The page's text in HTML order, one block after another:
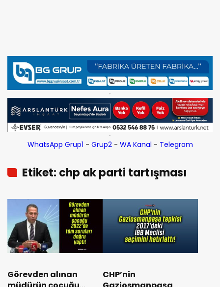
WhatsApp Grup1 - Grup2- WA Kanal - Telegram
Etiket: chp ak parti tartışması
Görevden alınan
CHP’nin